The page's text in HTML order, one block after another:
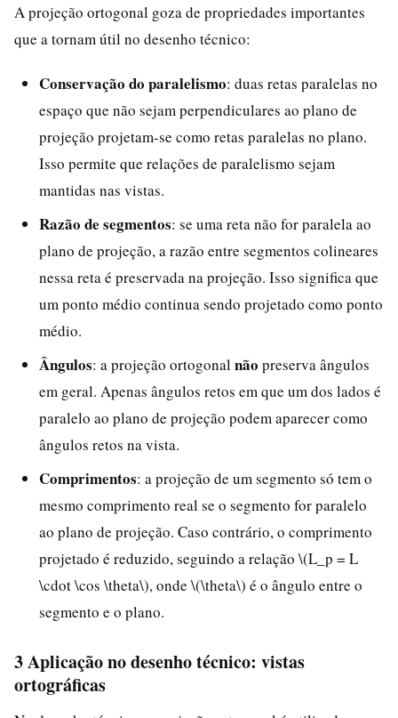
A projeção ortogonal goza de propriedades importantes
que a tornam útil no desenho técnico:
Conservação do paralelismo: duas retas paralelas no
espaço que não sejam perpendiculares ao plano de
projeção projetam-se como retas paralelas no plano.
Isso permite que relações de paralelismo sejam
mantidas nas vistas.
Razão de segmentos: se uma reta não for paralela ao
plano de projeção, a razão entre segmentos colineares
nessa reta é preservada na projeção. Isso significa que
um ponto médio continua sendo projetado como ponto
médio.
Ângulos: a projeção ortogonal não preserva ângulos
em geral. Apenas ângulos retos em que um dos lados é
paralelo ao plano de projeção podem aparecer como
ângulos retos na vista.
Comprimentos: a projeção de um segmento só tem o
mesmo comprimento real se o segmento for paralelo
ao plano de projeção. Caso contrário, o comprimento
projetado é reduzido, seguindo a relação \(L_p = L
\cdot \cos \theta\), onde \(\theta\) é o ângulo entre o
segmento e o plano.
3 Aplicação no desenho técnico: vistas
ortográficas